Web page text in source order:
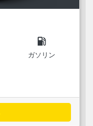
local_gas_station
ガソリン